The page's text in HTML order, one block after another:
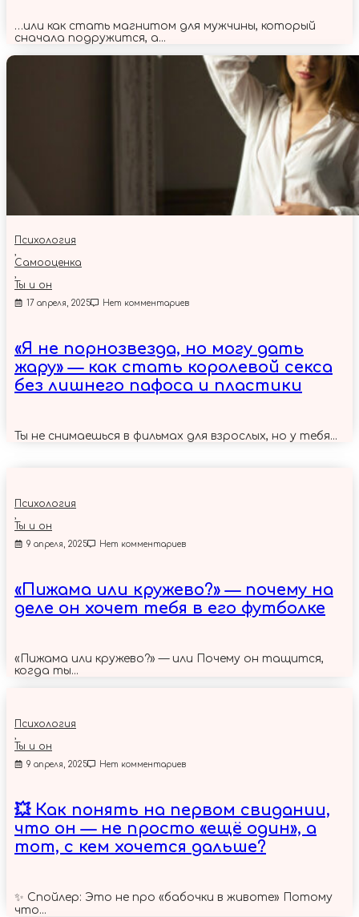
…или как стать магнитом для мужчины, который
сначала подружится, а...
Психология
Самооценка
Ты и он
17 апреля, 2025 Нет комментариев
«Я не порнозвезда, но могу дать
жару» — как стать королевой секса
без лишнего пафоса и пластики
Ты не снимаешься в фильмах для взрослых, но у тебя...
Психология
Ты и он
9 апреля, 2025 Нет комментариев
«Пижама или кружево?» — почему на
деле он хочет тебя в его футболке
«Пижама или кружево?» — или Почему он тащится,
когда ты...
Психология
Ты и он
9 апреля, 2025 Нет комментариев
💥 Как понять на первом свидании,
что он — не просто «ещё один», а
тот, с кем хочется дальше?
✨ Спойлер: Это не про «бабочки в животе» Потому
что...